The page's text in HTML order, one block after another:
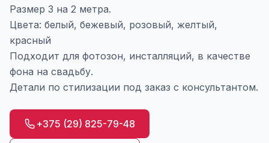
Размер 3 на 2 метра.
Цвета: белый, бежевый, розовый, желтый,
красный
Подходит для фотозон, инсталляций, в качестве
фона на свадьбу.
Детали по стилизации под заказ с консультантом.
+375 (29) 825-79-48